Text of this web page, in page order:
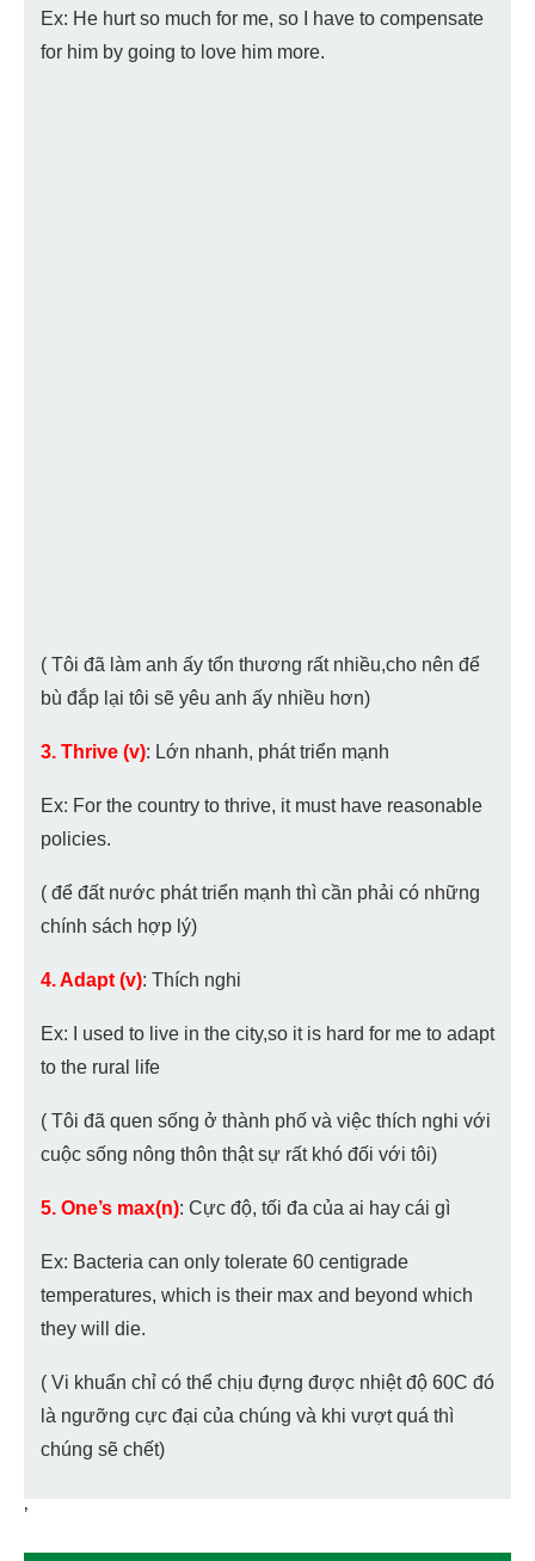
Ex: He hurt so much for me, so I have to compensate
for him by going to love him more.
( Tôi đã làm anh ấy tổn thương rất nhiều,cho nên để
bù đắp lại tôi sẽ yêu anh ấy nhiều hơn)
3. Thrive (v): Lớn nhanh, phát triển mạnh
Ex: For the country to thrive, it must have reasonable
policies.
( để đất nước phát triển mạnh thì cần phải có những
chính sách hợp lý)
4. Adapt (v): Thích nghi
Ex: I used to live in the city,so it is hard for me to adapt
to the rural life
( Tôi đã quen sống ở thành phố và việc thích nghi với
cuộc sống nông thôn thật sự rất khó đối với tôi)
5. One’s max(n): Cực độ, tối đa của ai hay cái gì
Ex: Bacteria can only tolerate 60 centigrade
temperatures, which is their max and beyond which
they will die.
( Vi khuẩn chỉ có thể chịu đựng được nhiệt độ 60C đó
là ngưỡng cực đại của chúng và khi vượt quá thì
chúng sẽ chết)
’